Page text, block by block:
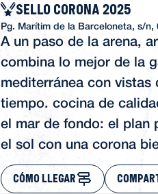
SELLO CORONA 2025
Pg. Marítim de la Barceloneta, s/n,
A un paso de la arena,
combina lo mejor de la
mediterránea con vistas
tiempo. cocina de
el mar de fondo: el plan
el sol con una corona
CÓMO LLEGAR